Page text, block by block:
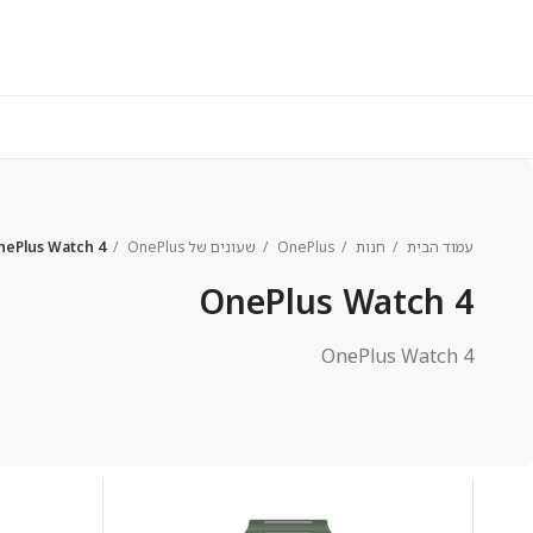
עמוד הבית חנות OnePlus שעונים של OnePlus Watch 4
OnePlus Watch 4
OnePlus Watch 4